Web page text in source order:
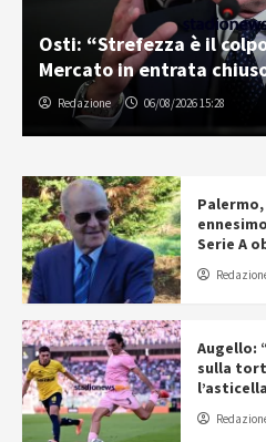
Osti: “Strefezza è il
Mercato in entrata
Redazione 06/08/2026 15:28
Serie A
Augello:
sulla